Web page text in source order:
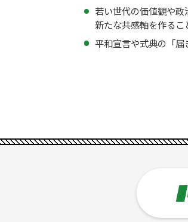
若い世代の価値観や政
新たな共感軸を作るこ
平和宣言や式典の「届